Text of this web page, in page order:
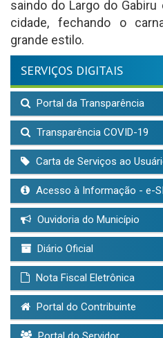
saindo do Largo do
cidade, fechando o
grande estilo.
SERVIÇOS DIGITAIS
Portal da Transparência
Transparência COVID-19
Carta de Serviços ao
Acesso à Informação - e-
Ouvidoria do Município
Diário Oficial
Nota Fiscal Eletrônica
Portal do Contribuinte